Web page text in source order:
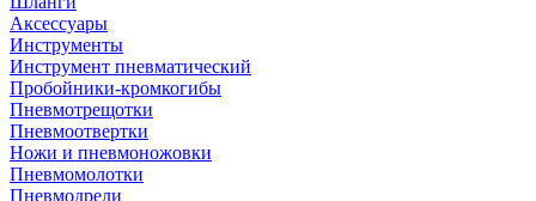
Аксессуары
Инструменты
Инструмент пневматический
Пробойники-кромкогибы
Пневмотрещотки
Пневмоотвертки
Ножи и пневмоножовки
Пневмомолотки
Пневмодрели